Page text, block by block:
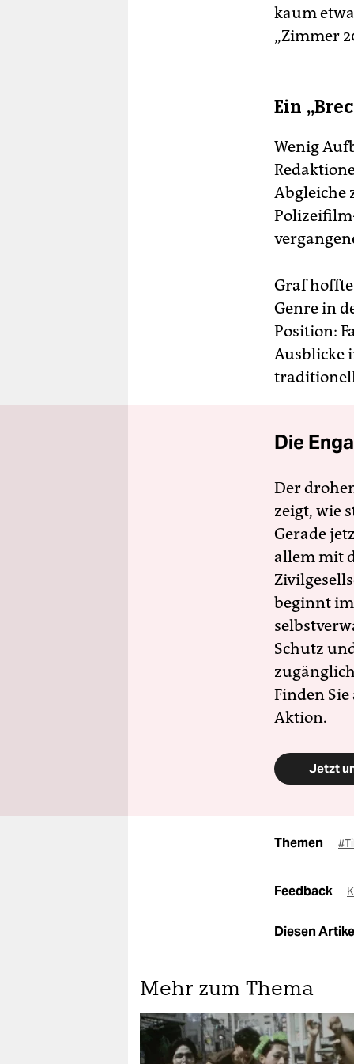
kaum
„Zimmer
Ein
Wenig
Abgleiche
Graf
Genre in
Position:
Ausblicke
Die
Der
zeigt, wie
Gerade
allem mit
beginnt
Schutz
Finden
Aktion.
Jetzt
Themen
Feedback
Diesen
Mehr zum Thema